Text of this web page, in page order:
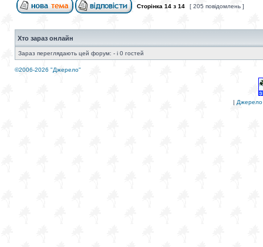
Сторінка 14 з 14 [ 205 повідомлень ]
Хто зараз онлайн
Зараз переглядають цей форум: - і 0 гостей
©2006-2026 "Джерело"
| Джерело